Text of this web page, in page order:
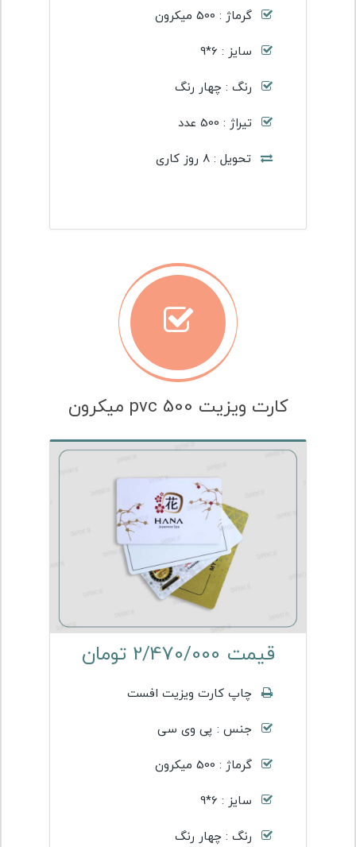
گرماژ : 500 میکرون
سایز : 6*9
رنگ : چهار رنگ
تیراژ : 500 عدد
تحویل : 8 روز کاری
کارت ویزیت pvc 500 میکرون
قیمت 2/470/000 تومان
چاپ کارت ویزیت افست
جنس : پی وی سی
گرماژ : 500 میکرون
سایز : 6*9
رنگ : چهار رنگ